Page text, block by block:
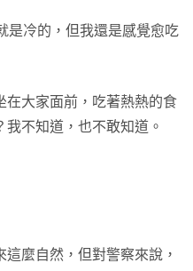
是冷的，但我還是感覺愈吃
在大家面前，吃著熱熱的食
不知道，也不敢知道。
這麼自然，但對警察來說，